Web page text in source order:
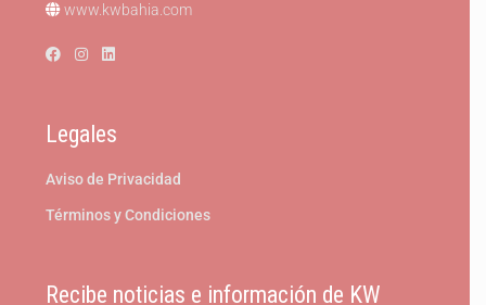
www.kwbahia.com
Legales
Aviso de Privacidad
Términos y Condiciones
Recibe noticias e información de KW